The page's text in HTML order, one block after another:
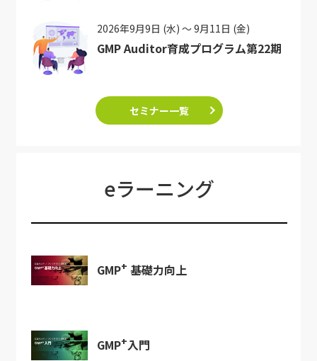
2026年9月9日 (水) ～ 9月11日 (金)
GMP Auditor育成プログラム第22期
セミナー一覧
eラーニング
GMP+ 基礎力向上
GMP+入門